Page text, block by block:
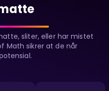
sliter, eller har mistet
Math sikrer at de når